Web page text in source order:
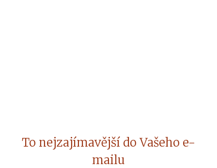
To nejzajímavější do Vašeho e-
mailu